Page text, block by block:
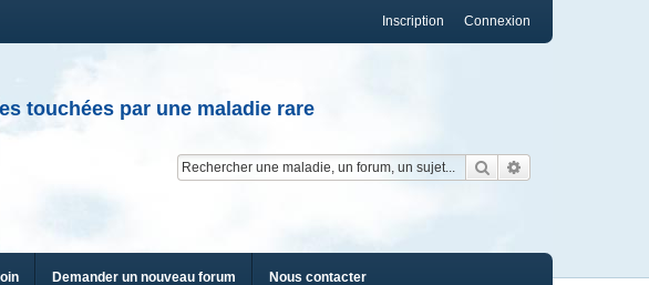
Connexion
Inscription
touchées par une maladie rare
Rechercher
Demander un nouveau forum Nous contacter